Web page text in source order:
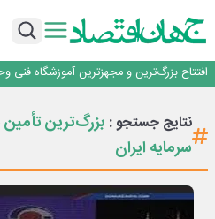
فولاد در تله قیمت‌گذاری دستوری
افتتاح بزرگ‌ترین و مجهزترین آموزشگاه
تجدیدپذیر با حضور استاندار اصفهان
تداوم صعود مس در بازارهای جهانی؛ قیمت فلز سرخ از ۱۴هزار دلار
فولاد در تله قیمت‌گذاری دستوری
نتایج جستجو : بزرگ‌ترین تأمین
سرمایه ایران